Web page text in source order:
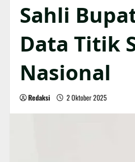
Sahli
Data Titik
Nasional
Redaksi 2 Oktober 2025